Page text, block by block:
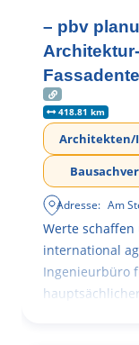
– pbv
418.81 km
Architekten/
Adresse: Am
Werte
international
Ingenieurbüro